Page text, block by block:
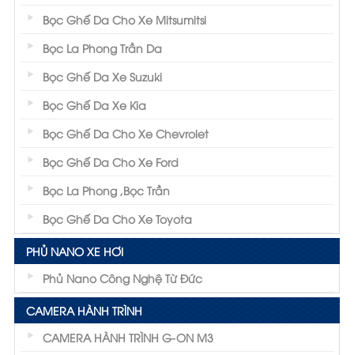
Bọc Ghế Da Cho Xe Mitsumitsi
Bọc La Phong Trần Da
Bọc Ghế Da Xe Suzuki
Bọc Ghế Da Xe Kia
Bọc Ghế Da Cho Xe Chevrolet
Bọc Ghế Da Cho Xe Ford
Bọc La Phong ,Bọc Trần
Bọc Ghế Da Cho Xe Toyota
PHỦ NANO XE HƠI
Phủ Nano Công Nghệ Từ Đức
CAMERA HÀNH TRÌNH
CAMERA HÀNH TRÌNH G-ON M3